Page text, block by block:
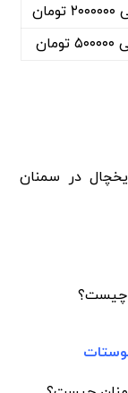
در سمنان
چیست؟